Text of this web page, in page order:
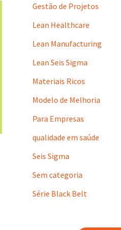
Gestão de Projetos
Lean Healthcare
Lean Manufacturing
Lean Seis Sigma
Materiais Ricos
Modelo de Melhoria
Para Empresas
qualidade em saúde
Seis Sigma
Sem categoria
Série Black Belt